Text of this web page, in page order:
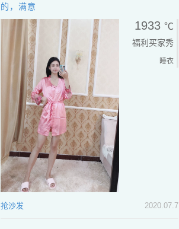
的，满意
1933 ℃
福利买家秀
睡衣
2020.07.7
抢沙发